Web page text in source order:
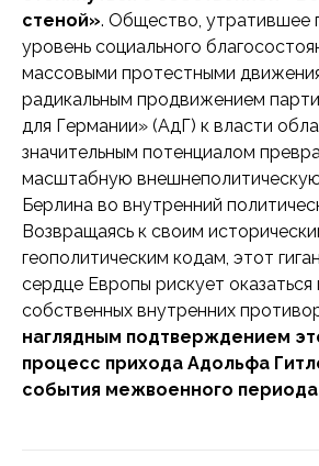
стеной». Общество, утратившее
уровень социального
массовыми протестными
радикальным продвижением
для Германии» (АдГ) к власти
значительным потенциалом
масштабную
Берлина во внутренний
Возвращаясь к своим
геополитическим кодам, этот
сердце Европы рискует
собственных внутренних
наглядным подтверждением
процесс прихода Адольфа
события межвоенного